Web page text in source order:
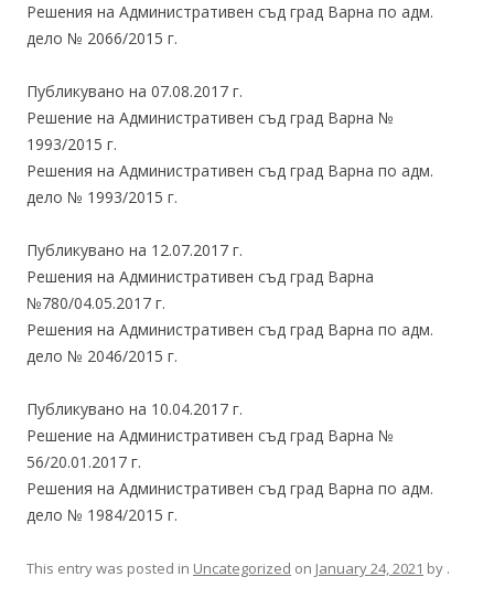
Решения на Административен съд град Варна по адм.
дело № 2066/2015 г.
Публикувано на 07.08.2017 г.
Решение на Административен съд град Варна №
1993/2015 г.
Решения на Административен съд град Варна по адм.
дело № 1993/2015 г.
Публикувано на 12.07.2017 г.
Решения на Административен съд град Варна
№780/04.05.2017 г.
Решения на Административен съд град Варна по адм.
дело № 2046/2015 г.
Публикувано на 10.04.2017 г.
Решение на Административен съд град Варна №
56/20.01.2017 г.
Решения на Административен съд град Варна по адм.
дело № 1984/2015 г.
This entry was posted in Uncategorized on January 24, 2021 by .